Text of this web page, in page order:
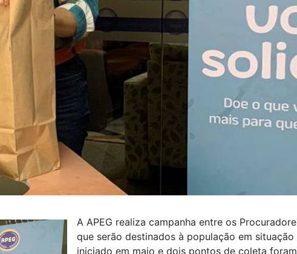
A APEG realiza campanha entre os
que serão destinados à população em
iniciado em maio e dois pontos de coleta